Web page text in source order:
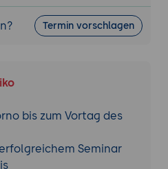
Daten.
(CCaaS) vs. On-
neuer Kanäle und
DSGVO-
Umgebungen (Cloud
Termin vorschlagen
bis zum Vortag des
Seminar